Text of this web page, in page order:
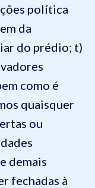
política
da
do prédio; t)
como é
quaisquer
ou
demais
fechadas à